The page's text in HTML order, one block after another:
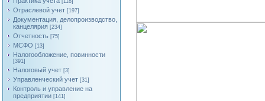
[118]
Отраслевой учет [197]
Документация, делопроизводство,
канцелярия [234]
Отчетность [75]
МСФО [13]
Налогообложение, повинности
[391]
Налоговый учет [3]
Управленческий учет [31]
Контроль и управление на
предприятии [141]